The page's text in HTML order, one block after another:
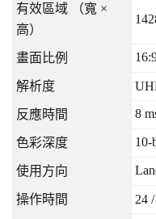
有效區域 （寬 ×
高）
畫面比例
解析度
反應時間 8
色彩深度 10-
使用方向
操作時間 24